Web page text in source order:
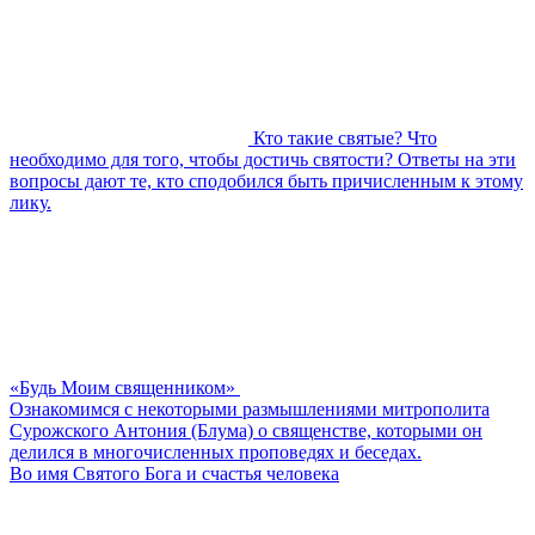
Кто такие святые? Что
необходимо для того, чтобы достичь святости? Ответы на эти
вопросы дают те, кто сподобился быть причисленным к этому
лику.
«Будь Моим священником»
Ознакомимся с некоторыми размышлениями митрополита
Сурожского Антония (Блума) о священстве, которыми он
делился в многочисленных проповедях и беседах.
Во имя Святого Бога и счастья человека